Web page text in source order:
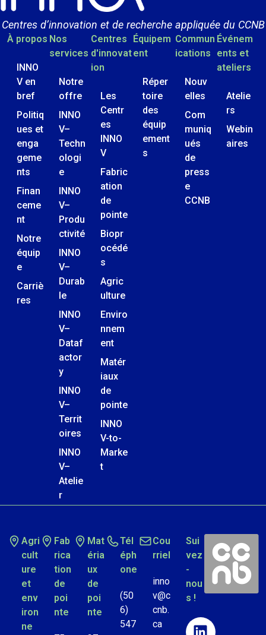
Centres d’innovation et de recherche appliquée du CCNB
À propos
INNO
V en
bref
Politiq
ues et
enga
geme
nts
Finan
ceme
nt
Notre
équip
e
Carriè
res
Nos
services
Notre
offre
INNO
V–
Techn
ologi
e
INNO
V–
Produ
ctivité
INNO
V–
Durab
le
INNO
V–
Dataf
actor
y
INNO
V–
Territ
oires
INNO
V–
Atelie
r
Centres
d'innovat
ion
Les
Centr
es
INNO
V
Fabric
ation
de
pointe
Biopr
océdé
s
Agric
ulture
Enviro
nnem
ent
Matér
iaux
de
pointe
INNO
V-to-
Marke
t
Équipem
ent
Réper
toire
des
équip
ement
s
Commun
ications
Nouv
elles
Com
muniq
ués
de
press
e
CCNB
Événem
ents et
ateliers
Atelie
rs
Webin
aires
Agri
cult
ure
et
env
iron
ne
Fab
rica
tion
de
poi
nte
Mat
éria
ux
de
poi
nte
Tél
éph
one
(50
6)
547
Cou
rriel
inno
v@c
cnb.
ca
Sui
vez
-
nou
s !